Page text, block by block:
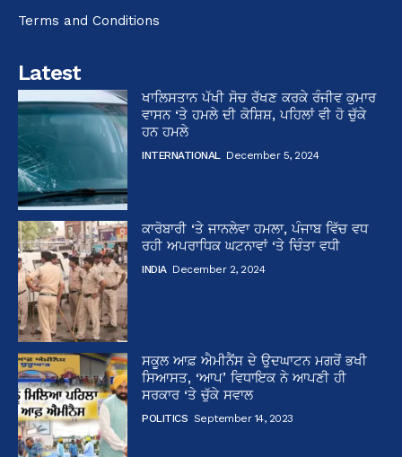
Terms and Conditions
Latest
ਖਾਲਿਸਤਾਨ ਪੱਖੀ ਸੋਚ ਰੱਖਣ ਕਰਕੇ ਰੰਜੀਵ ਕੁਮਾਰ
ਵਾਸਨ ‘ਤੇ ਹਮਲੇ ਦੀ ਕੋਸ਼ਿਸ਼, ਪਹਿਲਾਂ ਵੀ ਹੋ ਚੁੱਕੇ
ਹਨ ਹਮਲੇ
INTERNATIONAL December 5, 2024
ਕਾਰੋਬਾਰੀ ‘ਤੇ ਜਾਨਲੇਵਾ ਹਮਲਾ, ਪੰਜਾਬ ਵਿੱਚ ਵਧ
ਰਹੀ ਅਪਰਾਧਿਕ ਘਟਨਾਵਾਂ ‘ਤੇ ਚਿੰਤਾ ਵਧੀ
INDIA December 2, 2024
ਸਕੂਲ ਆਫ਼ ਐਮੀਨੈਂਸ ਦੇ ਉਦਘਾਟਨ ਮਗਰੋਂ ਭਖੀ
ਸਿਆਸਤ, ‘ਆਪ’ ਵਿਧਾਇਕ ਨੇ ਆਪਣੀ ਹੀ
ਸਰਕਾਰ ‘ਤੇ ਚੁੱਕੇ ਸਵਾਲ
POLITICS September 14, 2023